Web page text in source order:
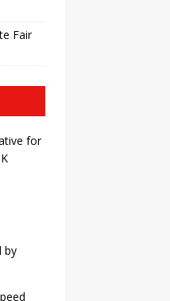
Fair
for
by